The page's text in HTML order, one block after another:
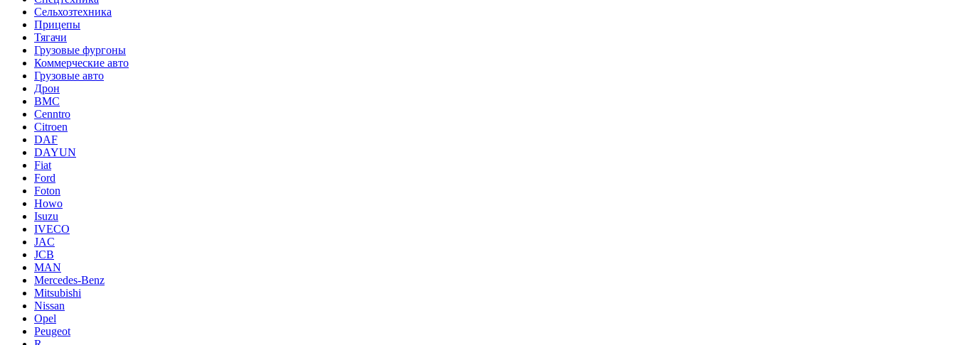
Сельхозтехника
Прицепы
Тягачи
Грузовые фургоны
Коммерческие авто
Грузовые авто
Дрон
BMC
Cenntro
Citroen
DAF
DAYUN
Fiat
Ford
Foton
Howo
Isuzu
IVECO
JAC
JCB
MAN
Mercedes-Benz
Mitsubishi
Nissan
Opel
Peugeot